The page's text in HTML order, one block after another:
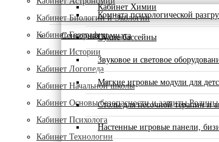
Кабинет Химии
Сенсорная комната
Комната психологической
Сухие бассейны
Звуковое и световое
Мягкие игровые модули для
Столы для песочной терапии и
Настенные игровые панели,
Кабинет Биологии и Экологии
Кабинет Географии
Кабинет Истории
Кабинет Логопеда
Кабинет Начальной школы
Кабинет Основы безопасности и защиты Родины
Кабинет Психолога
Кабинет Технологии